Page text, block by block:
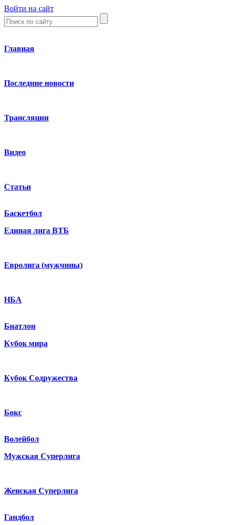
Войти на сайт
Главная
Последние новости
Трансляции
Видео
Статьи
Баскетбол
Единая лига ВТБ
Евролига (мужчины)
НБА
Биатлон
Кубок мира
Кубок Содружества
Бокс
Волейбол
Мужская Суперлига
Женская Суперлига
Гандбол